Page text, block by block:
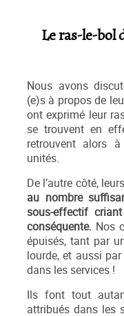
Le ras-le-bol
Nous avons
(e)s à propos de
ont exprimé leur
se trouvent en
retrouvent alors
unités.
De l’autre côté,
au nombre
sous-effectif
conséquente. Nos
épuisés, tant par
lourde, et aussi
dans les services !
Ils font tout
attribués dans les